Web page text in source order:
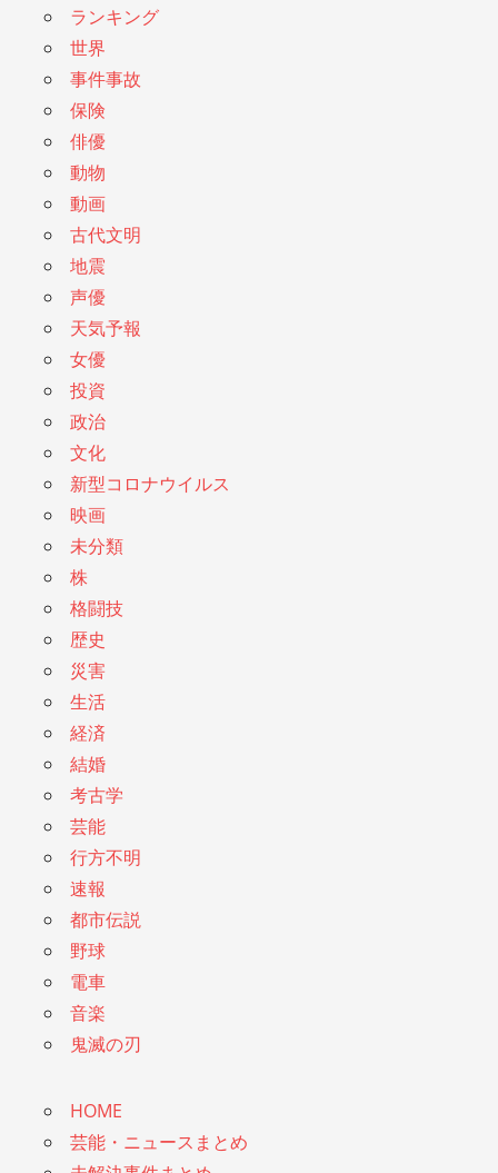
ランキング
世界
事件事故
保険
俳優
動物
動画
古代文明
地震
声優
天気予報
女優
投資
政治
文化
新型コロナウイルス
映画
未分類
株
格闘技
歴史
災害
生活
経済
結婚
考古学
芸能
行方不明
速報
都市伝説
野球
電車
音楽
鬼滅の刃
HOME
芸能・ニュースまとめ